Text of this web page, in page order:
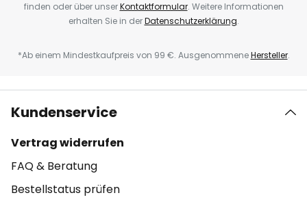
finden oder über unserKontaktformular. Weitere Informationen
erhalten Sie in derDatenschutzerklärung.
*Ab einem Mindestkaufpreis von 99 €. AusgenommeneHersteller.
Kundenservice
Vertrag widerrufen
FAQ & Beratung
Bestellstatus prüfen